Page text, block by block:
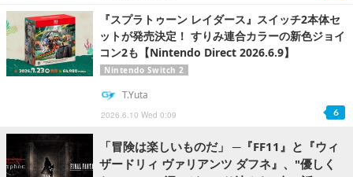
『スプラトゥーン レイダース』スイッチ2本体セ
ットが発売決定！ すりみ連合カラーの新色ジョイ
コン2も【Nintendo Direct 2026.6.9】
Nintendo Switch 2
2026.6.10 Wed 0:09
T.Yuta
6
「冒険は楽しいものだ」 ─『FF11』と『ウィ
ザードリィ ヴァリアンツ ダフネ』、"優しく